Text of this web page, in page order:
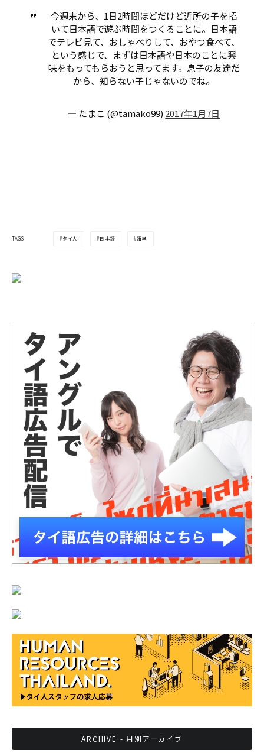
今週末から、1日2時間ほどだけど近所の子を招
いて日本語で遊ぶ時間をつくることに。日本語
でテレビ見て、おしゃべりして、おやつ食べて、
という感じで、まずは日本語や日本のことに興
味をもってもらおうと思ってます。息子の友達だ
から、知らない子じゃないのでね。
— たまこ (@tamako99) 2017年1月7日
TAGS タイ人 日本語 語学
ARCHIVE - 月別アーカイブ